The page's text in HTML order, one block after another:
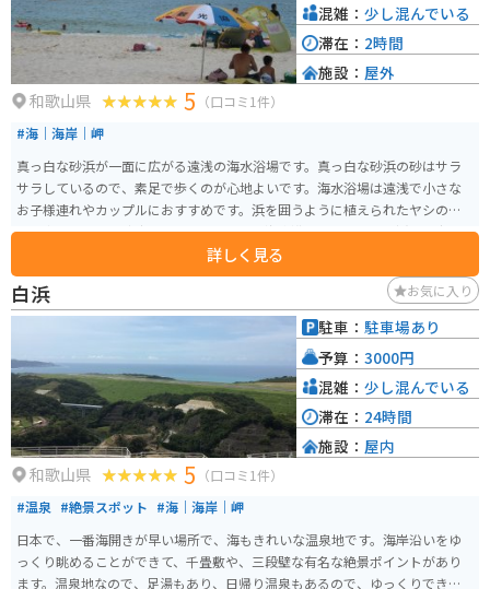
和歌山県 5 （口コミ1件）
#海｜海岸｜岬
真っ白な砂浜が一面に広がる遠浅の海水浴場です。真っ白な砂浜の砂はサラ
サラしているので、素足で歩くのが心地よいです。海水浴場は遠浅で小さな
お子様連れやカップルにおすすめです。浜を囲うように植えられたヤシの木
は、南国ムードを演出してくれています。海水浴をしなくても、浜辺を歩い
たり、景色を眺めたりするだけでも楽しめます。
詳しく見る
混雑： 少し混んでいる
滞在： 2時間
施設： 屋外
白浜 お気に入り
和歌山県 5 （口コミ1件）
#温泉 #絶景スポット #海｜海岸｜岬
日本で、一番海開きが早い場所で、海もきれいな温泉地です。海岸沿いをゆ
っくり眺めることができて、千畳敷や、三段壁な有名な絶景ポイントがあり
ます。温泉地なので、足湯もあり、日帰り温泉もあるので、ゆっくりできま
駐車： 駐車場あり
予算： 3000円
混雑： 少し混んでいる
滞在： 24時間
施設： 屋内